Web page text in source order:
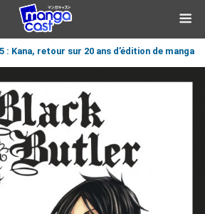
: Kana, retour sur 20 ans d’édition de manga